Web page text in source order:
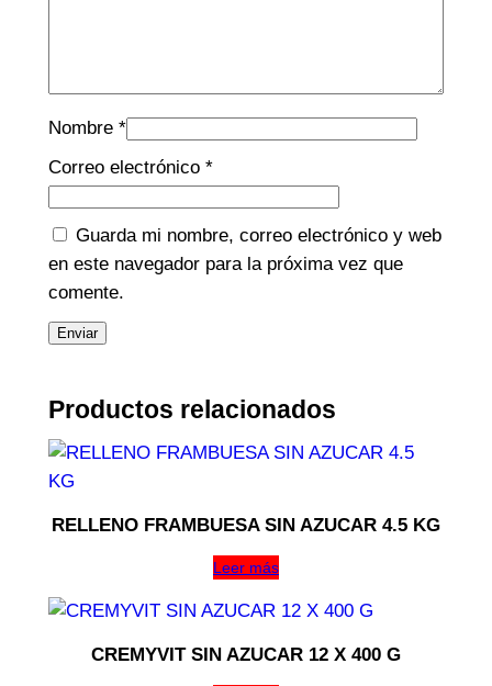
Nombre *
Correo electrónico *
Guarda mi nombre, correo electrónico y web
en este navegador para la próxima vez que
comente.
Productos relacionados
RELLENO FRAMBUESA SIN AZUCAR 4.5 KG
Leer más
CREMYVIT SIN AZUCAR 12 X 400 G